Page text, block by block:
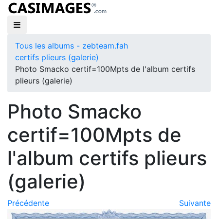
Tous les albums - zebteam.fah
certifs plieurs (galerie)
Photo Smacko certif=100Mpts de l'album certifs
plieurs (galerie)
Photo Smacko
certif=100Mpts de
l'album certifs plieurs
(galerie)
Précédente Suivante